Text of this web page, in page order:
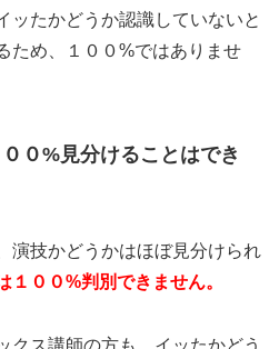
ッたかどうか認識していないと
ため、１００%ではありませ
０%見分けることはでき
演技かどうかはほぼ見分けられ
１００%判別できません。
クス講師の方も、イッたかどう